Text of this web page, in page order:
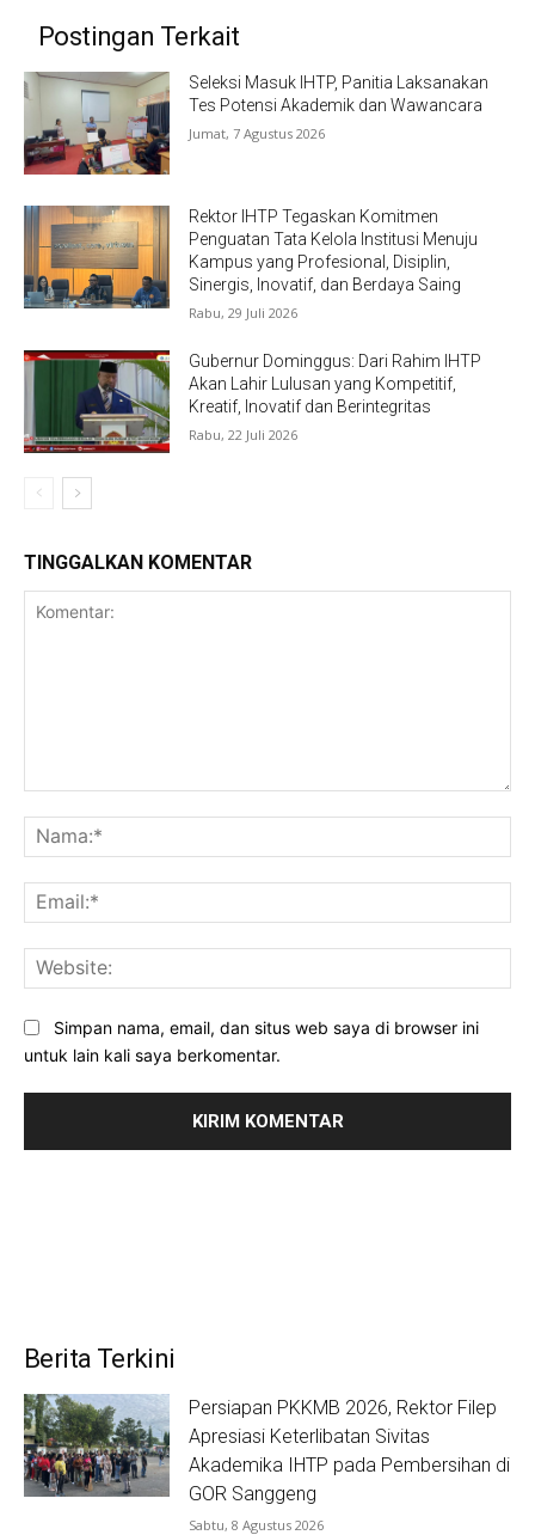
Postingan Terkait
Seleksi Masuk IHTP, Panitia Laksanakan
Tes Potensi Akademik dan Wawancara
Jumat, 7 Agustus 2026
Rektor IHTP Tegaskan Komitmen
Penguatan Tata Kelola Institusi Menuju
Kampus yang Profesional, Disiplin,
Sinergis, Inovatif, dan Berdaya Saing
Rabu, 29 Juli 2026
Gubernur Dominggus: Dari Rahim IHTP
Akan Lahir Lulusan yang Kompetitif,
Kreatif, Inovatif dan Berintegritas
Rabu, 22 Juli 2026
TINGGALKAN KOMENTAR
Simpan nama, email, dan situs web saya di browser ini
untuk lain kali saya berkomentar.
Berita Terkini
Persiapan PKKMB 2026, Rektor Filep
Apresiasi Keterlibatan Sivitas
Akademika IHTP pada Pembersihan di
GOR Sanggeng
Sabtu, 8 Agustus 2026